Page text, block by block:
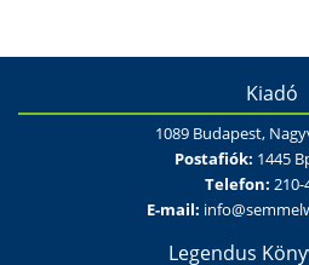
Kiadó
1089 Budapest,
Postafiók: 1445
Telefon: 210-
E-mail:
Legendus